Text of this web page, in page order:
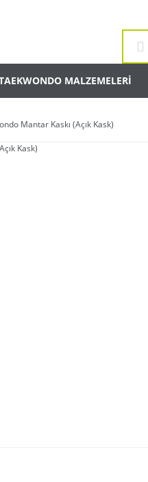
MALZEMELERİ
Mantar Kaskı (Açık Kask)